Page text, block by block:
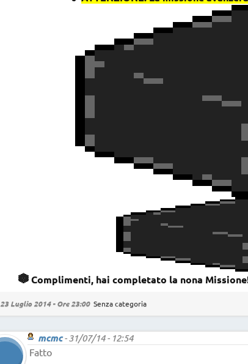
Complimenti, hai completato la nona
23 Luglio 2014 - Ore 23:00 Senza categoria
mcmc-31/07/14 - 12:54
Fatto